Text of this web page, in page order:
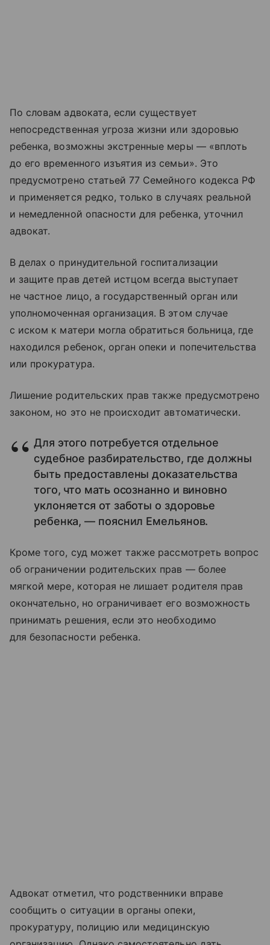
По словам адвоката, если существует
непосредственная угроза жизни или здоровью
ребенка, возможны экстренные меры — «вплоть
до его временного изъятия из семьи». Это
предусмотрено статьей 77 Семейного кодекса РФ
и применяется редко, только в случаях реальной
и немедленной опасности для ребенка, уточнил
адвокат.
В делах о принудительной госпитализации
и защите прав детей истцом всегда выступает
не частное лицо, а государственный орган или
уполномоченная организация. В этом случае
с иском к матери могла обратиться больница, где
находился ребенок, орган опеки и попечительства
или прокуратура.
Лишение родительских прав также предусмотрено
законом, но это не происходит автоматически.
Для этого потребуется отдельное
судебное разбирательство, где должны
быть предоставлены доказательства
того, что мать осознанно и виновно
уклоняется от заботы о здоровье
ребенка, — пояснил Емельянов.
Кроме того, суд может также рассмотреть вопрос
об ограничении родительских прав — более
мягкой мере, которая не лишает родителя прав
окончательно, но ограничивает его возможность
принимать решения, если это необходимо
для безопасности ребенка.
Адвокат отметил, что родственники вправе
сообщить о ситуации в органы опеки,
прокуратуру, полицию или медицинскую